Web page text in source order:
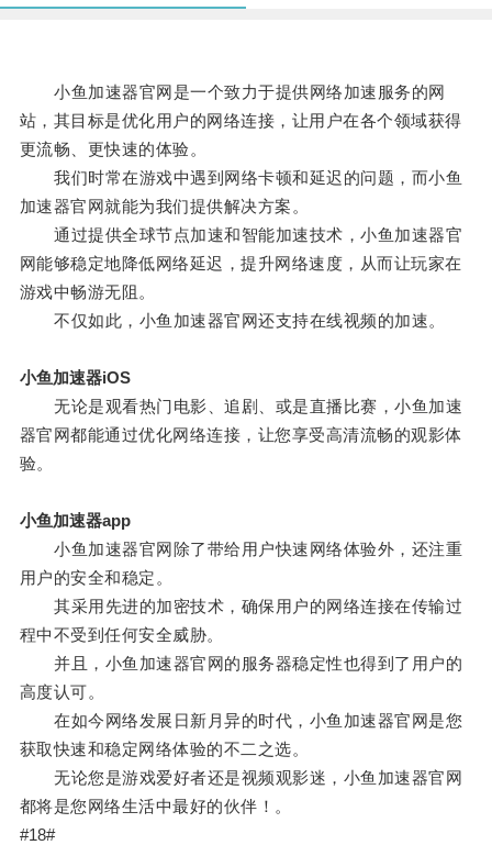
小鱼加速器官网是一个致力于提供网络加速服务的网
站，其目标是优化用户的网络连接，让用户在各个领域获得
更流畅、更快速的体验。
我们时常在游戏中遇到网络卡顿和延迟的问题，而小鱼
加速器官网就能为我们提供解决方案。
通过提供全球节点加速和智能加速技术，小鱼加速器官
网能够稳定地降低网络延迟，提升网络速度，从而让玩家在
游戏中畅游无阻。
不仅如此，小鱼加速器官网还支持在线视频的加速。
小鱼加速器iOS
无论是观看热门电影、追剧、或是直播比赛，小鱼加速
器官网都能通过优化网络连接，让您享受高清流畅的观影体
验。
小鱼加速器app
小鱼加速器官网除了带给用户快速网络体验外，还注重
用户的安全和稳定。
其采用先进的加密技术，确保用户的网络连接在传输过
程中不受到任何安全威胁。
并且，小鱼加速器官网的服务器稳定性也得到了用户的
高度认可。
在如今网络发展日新月异的时代，小鱼加速器官网是您
获取快速和稳定网络体验的不二之选。
无论您是游戏爱好者还是视频观影迷，小鱼加速器官网
都将是您网络生活中最好的伙伴！。
#18#